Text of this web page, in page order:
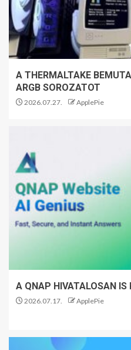
A THERMALTAKE
ARGB SOROZATOT
2026.07.27. ApplePie
A QNAP HIVATALOSAN
2026.07.17. ApplePie